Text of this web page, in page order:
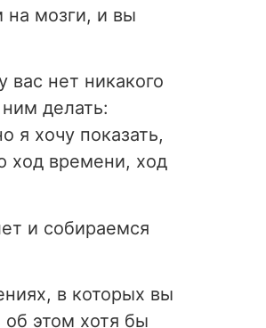
на мозги, и вы
вас нет никакого
делать:
я хочу показать,
ход времени, ход
и собираемся
в которых вы
об этом хотя бы